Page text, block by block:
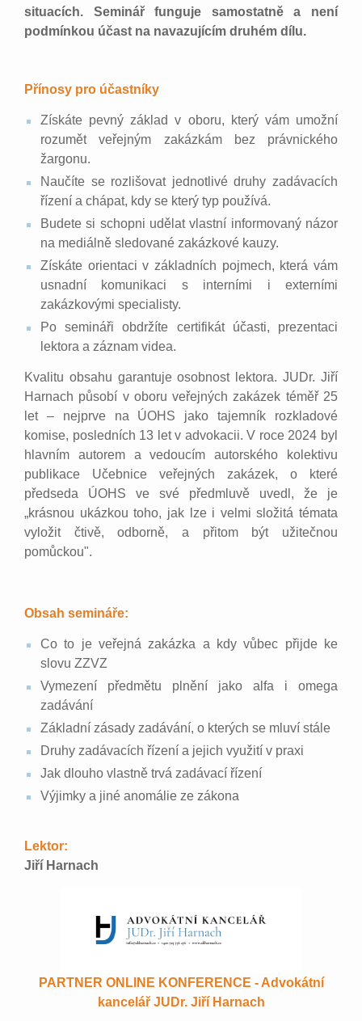
situacích. Seminář funguje samostatně a není
podmínkou účast na navazujícím druhém dílu.
Přínosy pro účastníky
Získáte pevný základ v oboru, který vám umožní
rozumět veřejným zakázkám bez právnického
žargonu.
Naučíte se rozlišovat jednotlivé druhy zadávacích
řízení a chápat, kdy se který typ používá.
Budete si schopni udělat vlastní informovaný názor
na mediálně sledované zakázkové kauzy.
Získáte orientaci v základních pojmech, která vám
usnadní komunikaci s interními i externími
zakázkovými specialisty.
Po semináři obdržíte certifikát účasti, prezentaci
lektora a záznam videa.
Kvalitu obsahu garantuje osobnost lektora. JUDr. Jiří
Harnach působí v oboru veřejných zakázek téměř 25
let – nejprve na ÚOHS jako tajemník rozkladové
komise, posledních 13 let v advokacii. V roce 2024 byl
hlavním autorem a vedoucím autorského kolektivu
publikace Učebnice veřejných zakázek, o které
předseda ÚOHS ve své předmluvě uvedl, že je
„krásnou ukázkou toho, jak lze i velmi složitá témata
vyložit čtivě, odborně, a přitom být užitečnou
pomůckou".
Obsah semináře:
Co to je veřejná zakázka a kdy vůbec přijde ke
slovu ZZVZ
Vymezení předmětu plnění jako alfa i omega
zadávání
Základní zásady zadávání, o kterých se mluví stále
Druhy zadávacích řízení a jejich využití v praxi
Jak dlouho vlastně trvá zadávací řízení
Výjimky a jiné anomálie ze zákona
Lektor:
Jiří Harnach
PARTNER ONLINE KONFERENCE - Advokátní
kancelář JUDr. Jiří Harnach